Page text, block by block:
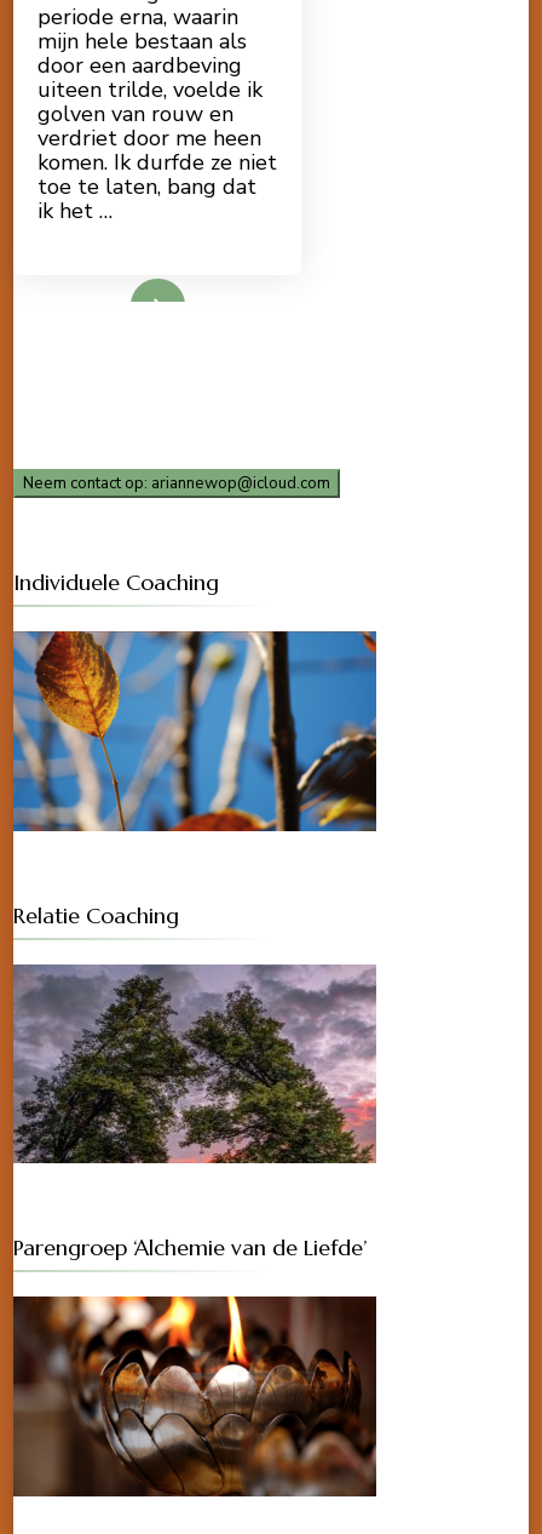
periode erna, waarin
mijn hele bestaan als
door een aardbeving
uiteen trilde, voelde ik
golven van rouw en
verdriet door me heen
komen. Ik durfde ze niet
toe te laten, bang dat
ik het …
Neem contact op: ariannewop@icloud.com
Individuele Coaching
Relatie Coaching
Parengroep ‘Alchemie van de Liefde’